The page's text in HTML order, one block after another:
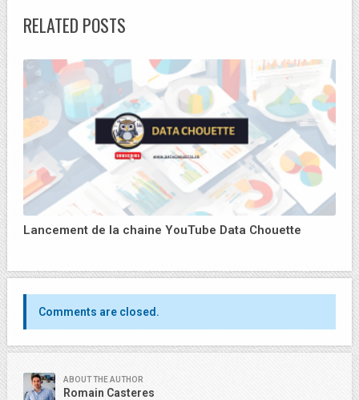
RELATED POSTS
Lancement de la chaine YouTube Data Chouette
Comments are closed.
ABOUT THE AUTHOR
Romain Casteres